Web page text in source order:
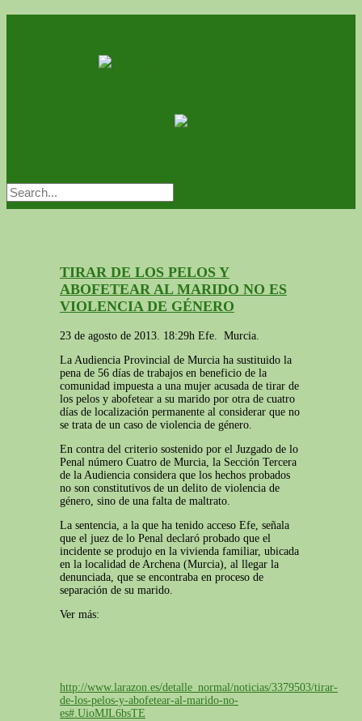
TIRAR DE LOS PELOS Y
ABOFETEAR AL MARIDO NO ES
VIOLENCIA DE GÉNERO
23 de agosto de 2013. 18:29h Efe. Murcia.
La Audiencia Provincial de Murcia ha sustituido la
pena de 56 días de trabajos en beneficio de la
comunidad impuesta a una mujer acusada de tirar de
los pelos y abofetear a su marido por otra de cuatro
días de localización permanente al considerar que no
se trata de un caso de violencia de género.
En contra del criterio sostenido por el Juzgado de lo
Penal número Cuatro de Murcia, la Sección Tercera
de la Audiencia considera que los hechos probados
no son constitutivos de un delito de violencia de
género, sino de una falta de maltrato.
La sentencia, a la que ha tenido acceso Efe, señala
que el juez de lo Penal declaró probado que el
incidente se produjo en la vivienda familiar, ubicada
en la localidad de Archena (Murcia), al llegar la
denunciada, que se encontraba en proceso de
separación de su marido.
Ver más:
http://www.larazon.es/detalle_normal/noticias/3379503/tirar-
de-los-pelos-y-abofetear-al-marido-no-
es#.UioMJL6bsTE